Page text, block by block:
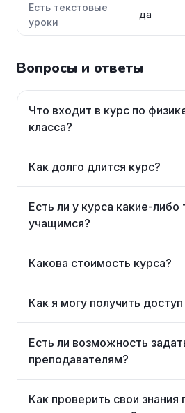
Есть текстовые
уроки
да
Вопросы и ответы
Что входит в курс по
класса?
Как долго длится курс?
Есть ли у курса какие-либо
учащимся?
Какова стоимость курса?
Как я могу получить доступ
Есть ли возможность
преподавателям?
Как проверить свои знания